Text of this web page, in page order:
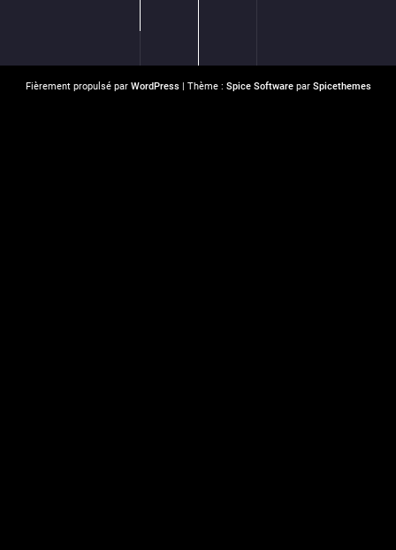
Fièrement propulsé par WordPress| Thème : Spice Softwarepar Spicethemes